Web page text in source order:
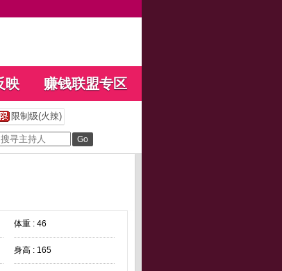
映 赚钱联盟专区
限制级(火辣)
体重 : 46
身高 : 165